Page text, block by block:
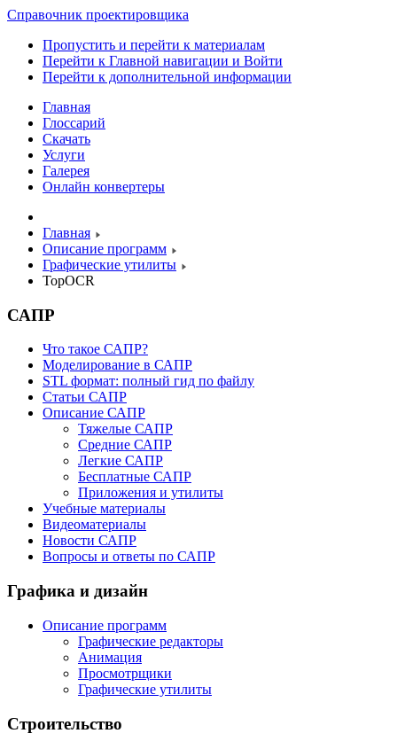
Справочник проектировщика
Пропустить и перейти к материалам
Перейти к Главной навигации и Войти
Перейти к дополнительной информации
Главная
Глоссарий
Скачать
Услуги
Галерея
Онлайн конвертеры
Главная
Описание программ
Графические утилиты
TopOCR
САПР
Что такое САПР?
Моделирование в САПР
STL формат: полный гид по файлу
Статьи САПР
Описание САПР
Тяжелые САПР
Средние САПР
Легкие САПР
Бесплатные САПР
Приложения и утилиты
Учебные материалы
Видеоматериалы
Новости САПР
Вопросы и ответы по САПР
Графика и дизайн
Описание программ
Графические редакторы
Анимация
Просмотрщики
Графические утилиты
Строительство